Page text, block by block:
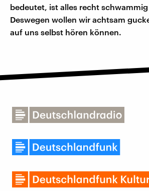
bedeutet, ist alles recht
Deswegen wollen wir achtsam
auf uns selbst hören können.